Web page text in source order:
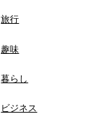
旅行
趣味
暮らし
ビジネス